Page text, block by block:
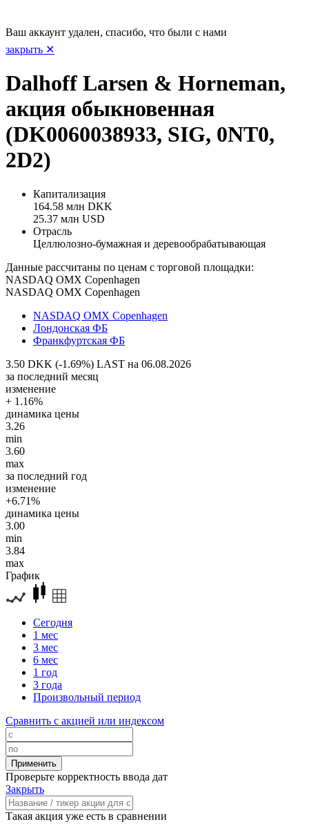
Ваш аккаунт удален, спасибо, что были с нами
закрыть ✕
Dalhoff Larsen & Horneman,
акция обыкновенная
(DK0060038933, SIG, 0NT0,
2D2)
Капитализация
164.58 млн DKK
25.37 млн USD
Отрасль
Целлюлозно-бумажная и деревообрабатывающая
Данные рассчитаны по ценам с торговой площадки:
NASDAQ OMX Copenhagen
NASDAQ OMX Copenhagen
NASDAQ OMX Copenhagen
Лондонская ФБ
Франкфуртская ФБ
3.50 DKK (-1.69%) LAST на 06.08.2026
за последний месяц
изменение
+ 1.16%
динамика цены
3.26
min
3.60
max
за последний год
изменение
+6.71%
динамика цены
3.00
min
3.84
max
График
Сегодня
1 мес
3 мес
6 мес
1 год
3 года
Произвольный период
Сравнить с акцией или индексом
Проверьте корректность ввода дат
Закрыть
Такая акция уже есть в сравнении